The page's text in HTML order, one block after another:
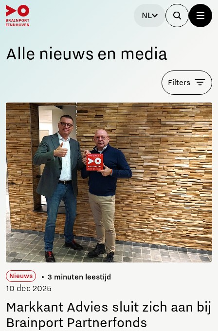
NL
Alle nieuws en media
Filters
Nieuws 3 minuten leestijd
10 dec 2025
Markkant Advies sluit zich aan bij
Brainport Partnerfonds